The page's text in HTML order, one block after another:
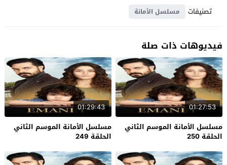
تصنيفات مسلسل الأمانة
فيديوهات ذات صلة
01:27:53
مسلسل الأمانة الموسم الثاني
الحلقة 250
01:29:43
مسلسل الأمانة الموسم الثاني
الحلقة 249